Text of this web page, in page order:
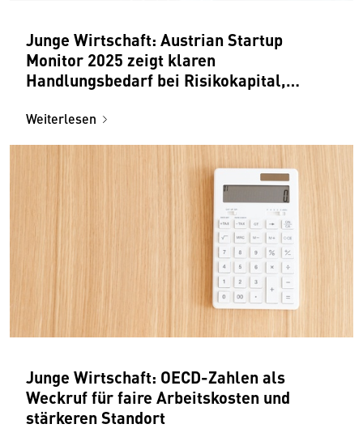
Junge Wirtschaft: Austrian Startup
Monitor 2025 zeigt klaren
Handlungsbedarf bei Risikokapital,
Weiterlesen
Junge Wirtschaft: OECD-Zahlen als
Weckruf für faire Arbeitskosten und
stärkeren Standort